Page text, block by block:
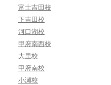
富士吉田校
下吉田校
河口湖校
甲府南西校
大里校
甲府南校
小瀬校